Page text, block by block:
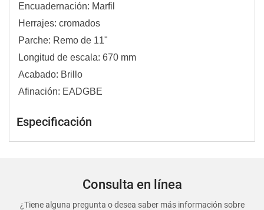
Encuadernación: Marfil
Herrajes: cromados
Parche: Remo de 11"
Longitud de escala: 670 mm
Acabado: Brillo
Afinación: EADGBE
Especificación
Consulta en línea
¿Tiene alguna pregunta o desea saber más información sobre